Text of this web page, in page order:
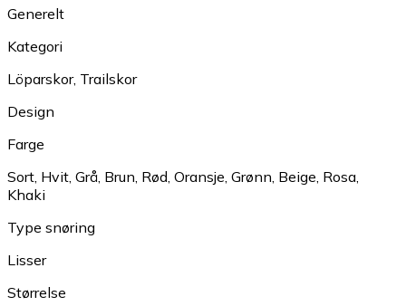
Generelt
Kategori
Löparskor, Trailskor
Design
Farge
Sort, Hvit, Grå, Brun, Rød, Oransje, Grønn, Beige, Rosa,
Khaki
Type snøring
Lisser
Størrelse